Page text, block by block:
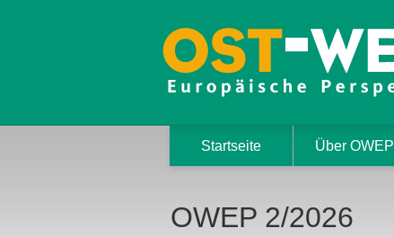
Startseite Über OWEP
OWEP 2/2026